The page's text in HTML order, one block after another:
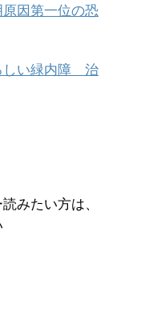
因第一位の恐
しい緑内障 治
みたい方は、